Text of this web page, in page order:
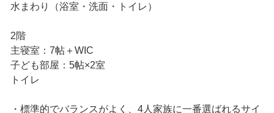
水まわり（浴室・洗面・トイレ）
2階
主寝室：7帖＋WIC
子ども部屋：5帖×2室
トイレ
・標準的でバランスがよく、4人家族に一番選ばれるサイ